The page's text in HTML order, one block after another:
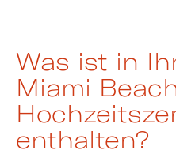
Was ist in
Miami
enthalten?